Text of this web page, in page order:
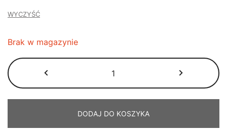
WYCZYŚĆ
Brak w magazynie
Adresówka
baryłka
DODAJ DO KOSZYKA